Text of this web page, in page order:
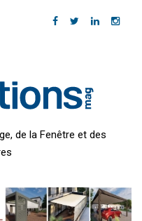
de la Fenêtre et des